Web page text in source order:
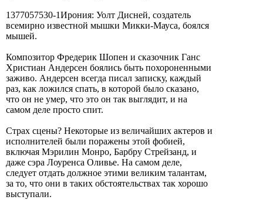
1377057530-1Ирония: Уолт Дисней, создатель
всемирно известной мышки Микки-Мауса, боялся
мышей.
Композитор Фредерик Шопен и сказочник Ганс
Христиан Андерсен боялись быть похороненными
заживо. Андерсен всегда писал записку, каждый
раз, как ложился спать, в которой было сказано,
что он не умер, что это он так выглядит, и на
самом деле просто спит.
Страх сцены? Некоторые из величайших актеров и
исполнителей были поражены этой фобией,
включая Мэрилин Монро, Барбру Стрейзанд, и
даже сэра Лоуренса Оливье. На самом деле,
следует отдать должное этими великим талантам,
за то, что они в таких обстоятельствах так хорошо
выступали.